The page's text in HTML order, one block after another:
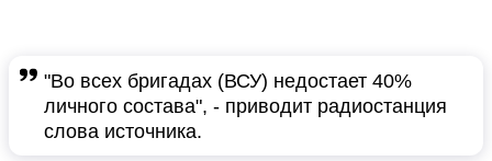
"Во всех бригадах (ВСУ) недостает 40%
личного состава", - приводит радиостанция
слова источника.